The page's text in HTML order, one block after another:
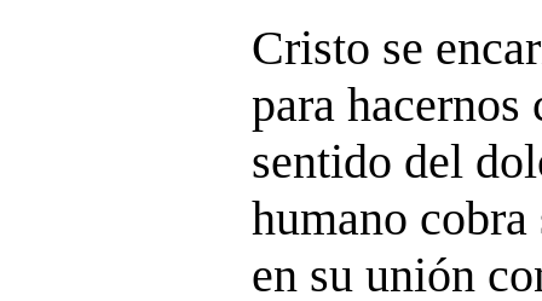
Cristo se
para hacernos
sentido del
humano
en su unión